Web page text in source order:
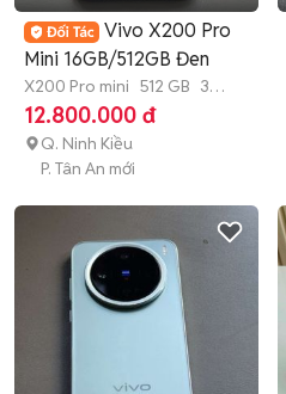
Vivo X200 Pro
Mini 16GB/512GB Đen
X200 Pro mini 512 GB 3
tháng
12.800.000 đ
Q. Ninh Kiều
P. Tân An mới